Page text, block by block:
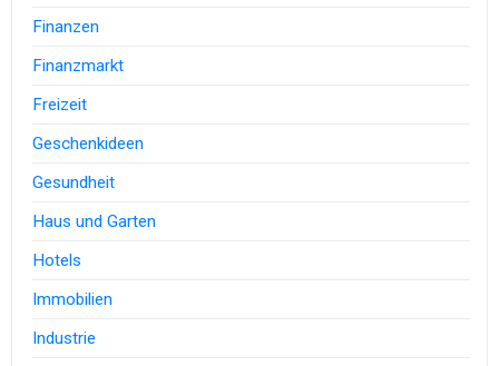
Finanzen
Finanzmarkt
Freizeit
Geschenkideen
Gesundheit
Haus und Garten
Hotels
Immobilien
Industrie